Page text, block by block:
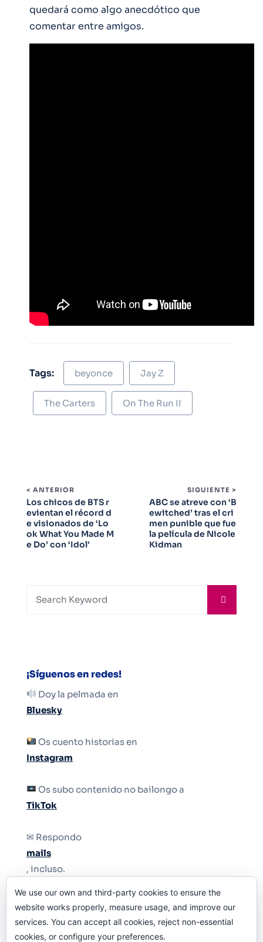
quedará como algo anecdótico que
comentar entre amigos.
Tags: beyonce Jay Z
The Carters On The Run II
< ANTERIOR
Los chicos de BTS r
evientan el récord d
e visionados de ‘Lo
ok What You Made M
e Do’ con ‘Idol’
SIGUIENTE >
ABC se atreve con ‘B
ewitched’ tras el cri
men punible que fue
la película de Nicole
Kidman
¡Síguenos en redes!
Doy la pelmada en
Bluesky
Os cuento historias en
Instagram
Os subo contenido no bailongo a
TikTok
✉ Respondo
mails
, incluso.
Y si una persona no puede tener teléfono, que
le quiten el teléfono.
We use our own and third-party cookies to ensure the
website works properly, measure usage, and improve our
services. You can accept all cookies, reject non-essential
cookies, or configure your preferences.